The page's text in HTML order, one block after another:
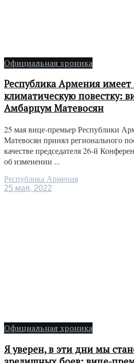
Официальная хроника
Республика Армения
климатическую повестку:
Амбарцум Матевосян
25 мая вице-премьер Республики
Матевосян принял регионального
качестве председателя 26-й
об изменении ...
Республика Армения
25 мая, 2022
Официальная хроника
Я уверен, в эти дни мы